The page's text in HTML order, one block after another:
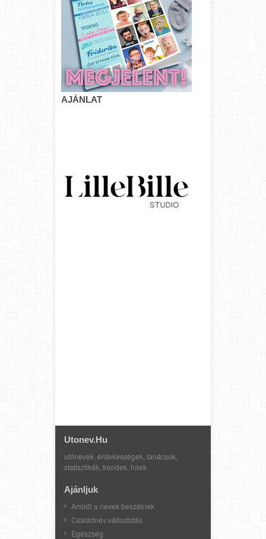
AJÁNLAT
Utonev.hu
utónevek, érdekességek, tanácsok,
statisztikák, trendek, hírek
Ajánljuk
Amiről a nevek beszélnek
Családnév változtatás
Egészség